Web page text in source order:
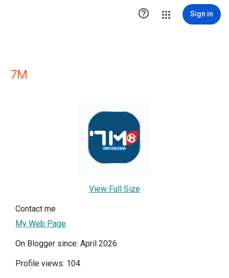
 Sign in
7M
View Full Size
Contact me
My Web Page
On Blogger since: April 2026
Profile views: 104